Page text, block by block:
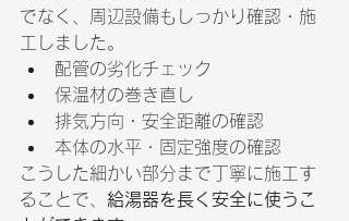
でなく、周辺設備もしっかり確認・施
工しました。
配管の劣化チェック
保温材の巻き直し
排気方向・安全距離の確認
本体の水平・固定強度の確認
こうした細かい部分まで丁寧に施工す
ることで、 給湯器を長く安全に使うこ